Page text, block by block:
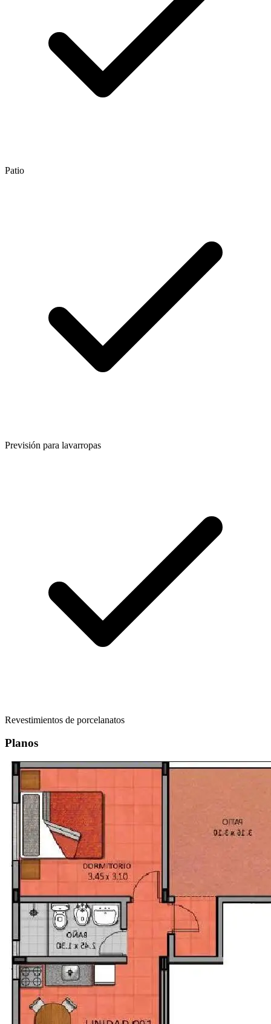
Patio
Previsión para lavarropas
Revestimientos de porcelanatos
Planos